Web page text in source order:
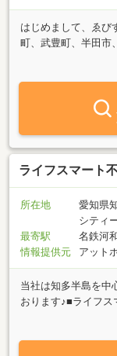
はじめまして、ゑび
町、武豊町、半田市
います。活動内容
工事も資金計画と
案を致します。不
はお客様の求めて
アドバイスいたしま
もご相談ください。
建物取引士より、住
心掛け、誠心誠意ご
建・マンション等
せ下さい。知多半島
よりくださいませ。
ライフスマート
所在地
愛知県
シティ
最寄駅
名鉄河
情報提供元
アット
当社は知多半島を中
おります♪■ライフ
しません・包み隠
す！「ネムリら」